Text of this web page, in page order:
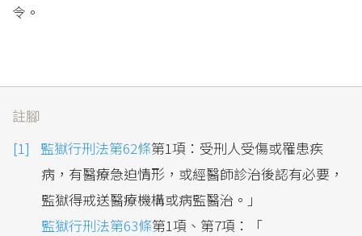
令。
註腳
監獄行刑法第62條第1項：受刑人受傷或罹患疾
病，有醫療急迫情形，或經醫師診治後認有必要，
監獄得戒送醫療機構或病監醫治。」
監獄行刑法第63條第1項、第7項：「